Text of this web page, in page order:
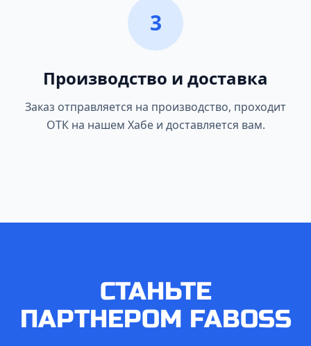
3
Производство и доставка
Заказ отправляется на производство, проходит
ОТК на нашем Хабе и доставляется вам.
СТАНЬТЕ
ПАРТНЕРОМ FABOSS